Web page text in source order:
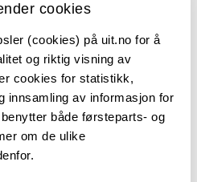
cookies
(cookies) på uit.no for å
og riktig visning av
cookies for statistikk,
innsamling av informasjon for
både førsteparts- og
om de ulike
av
til studenter. Dette
som bruker å gå galt og
i studentweb - hva som kan
håndteres